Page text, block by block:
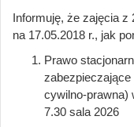
Informuję, że zajęcia z
na 17.05.2018 r., jak
Prawo
zabezpieczające
cywilno-prawna)
7.30 sala 2026